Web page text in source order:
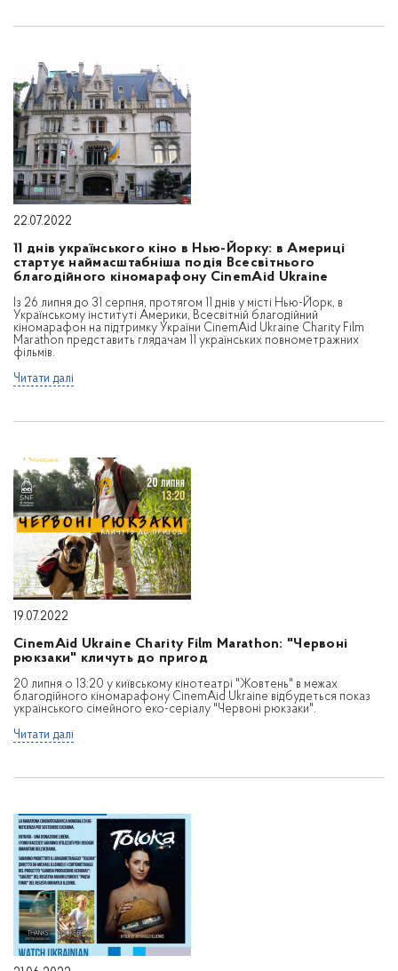
22.07.2022
11 днів українського кіно в Нью-Йорку: в Америці
стартує наймасштабніша подія Всесвітнього
благодійного кіномарафону CinemAid Ukraine
Із 26 липня до 31 серпня, протягом 11 днів у місті Нью-Йорк, в
Українському інституті Америки, Всесвітній благодійний
кіномарафон на підтримку України CinemAid Ukraine Charity Film
Marаthon представить глядачам 11 українських повнометражних
фільмів.
Читати далі
19.07.2022
CinemAid Ukraine Charity Film Marathon: "Червоні
рюкзаки" кличуть до пригод
20 липня о 13:20 у київському кінотеатрі "Жовтень" в межах
благодійного кіномарафону CinemAid Ukraine відбудеться показ
українського сімейного еко-серіалу "Червоні рюкзаки".
Читати далі